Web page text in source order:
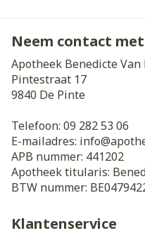
Neem contact
Apotheek Benedicte Van
Pintestraat 17
9840 De Pinte
Telefoon: 09 282 53 06
E-mailadres: info@
APB nummer: 441202
Apotheek titularis:
BTW nummer:
Klantenservice